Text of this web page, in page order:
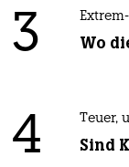
3 Wo
4 Teuer,
Sind